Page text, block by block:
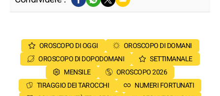
OROSCOPO DI OGGI
OROSCOPO DI DOMANI
OROSCOPO DI DOPODOMANI
SETTIMANALE
MENSILE
OROSCOPO 2026
TIRAGGIO DEI TAROCCHI
NUMERI FORTUNATI